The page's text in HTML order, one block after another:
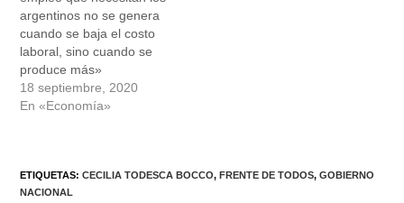
argentinos no se genera
cuando se baja el costo
laboral, sino cuando se
produce más»
18 septiembre, 2020
En «Economía»
ETIQUETAS:CECILIA TODESCA BOCCO, FRENTE DE TODOS, GOBIERNO
NACIONAL